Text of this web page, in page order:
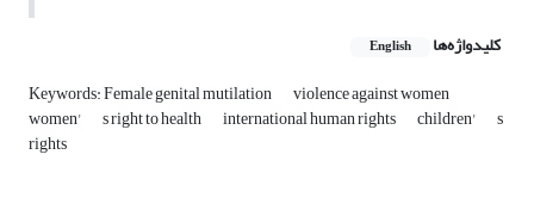
کلیدواژه‌ها English
Keywords: Female genital mutilation violence against women
women' s right to health international human rights children' s
rights